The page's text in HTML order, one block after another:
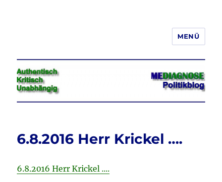
Jeder hat das Recht, seine
Meinung in Wort, Schrift und Bild
frei zu äußern und zu verbreiten
MENÜ
6.8.2016 Herr Krickel ….
6.8.2016 Herr Krickel ....